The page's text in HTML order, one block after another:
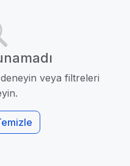
veya filtreleri